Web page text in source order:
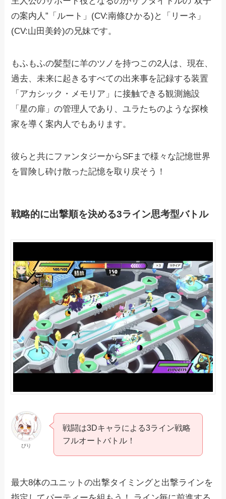
の案内人”「ルート」(CV:南條ひかる)と「リーネ」
(CV:山田美鈴)の兄妹です。
もふもふの髪型に羊のツノを持つこの2人は、現在、
過去、未来に起きるすべての出来事を記録する装置
「アカシック・メモリア」に接触できる観測施設
「星の扉」の管理人であり、ユラたちのような探検
家を導く案内人でもあります。
彼らと共にファンタジーからSFまで様々な記憶世界
を冒険し砕け散った記憶を取り戻そう！
戦略的に出撃順を決める3ライン思考型バトル
ぴり
戦闘は3Dキャラによる3ライン戦略
フルオートバトル！
最大8体のユニットの出撃タイミングと出撃ラインを